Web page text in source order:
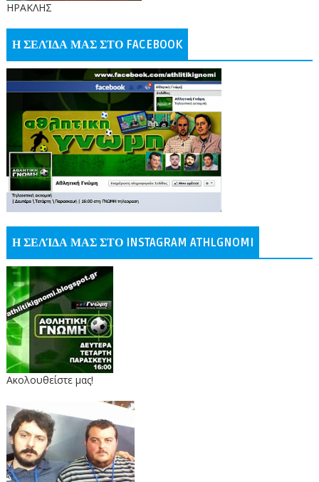
ΗΡΑΚΛΗΣ
Η ΣΕΛΊΔΑ ΜΑΣ ΣΤΟ FACEBOOK
Η ΣΕΛΊΔΑ ΜΑΣ ΣΤΟ INSTAGRAM ATHLGNOMI
Ακολουθείστε μας!